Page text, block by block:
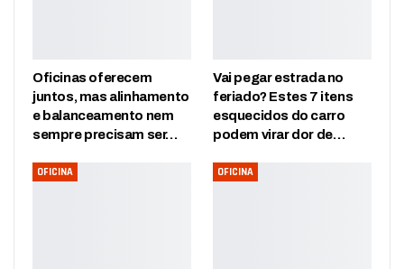
Oficinas oferecem
juntos, mas alinhamento
e balanceamento nem
sempre precisam ser…
Vai pegar estrada no
feriado? Estes 7 itens
esquecidos do carro
podem virar dor de…
OFICINA OFICINA